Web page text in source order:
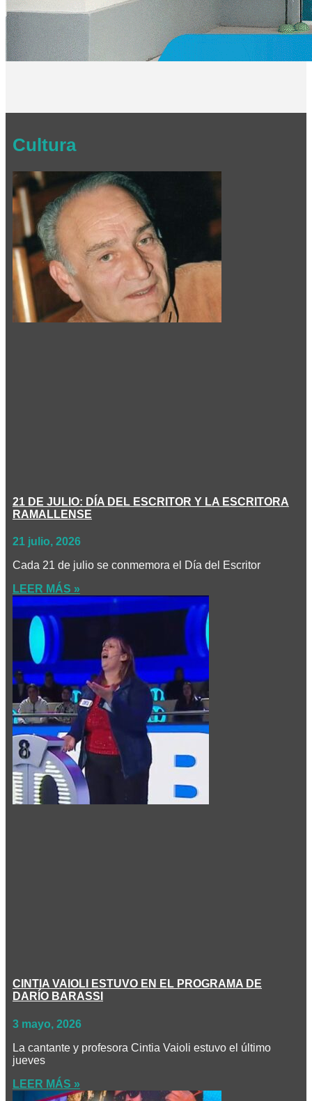
Cultura
21 DE JULIO: DÍA DEL ESCRITOR Y LA ESCRITORA
RAMALLENSE
21 julio, 2026
Cada 21 de julio se conmemora el Día del Escritor
LEER MÁS »
CINTIA VAIOLI ESTUVO EN EL PROGRAMA DE
DARÍO BARASSI
3 mayo, 2026
La cantante y profesora Cintia Vaioli estuvo el último
jueves
LEER MÁS »